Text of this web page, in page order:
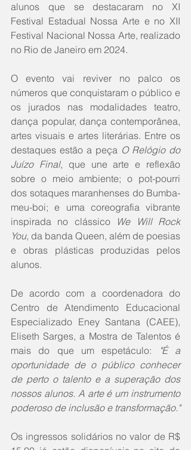
alunos que se destacaram no XI
Festival Estadual Nossa Arte e no XII
Festival Nacional Nossa Arte, realizado
no Rio de Janeiro em 2024.
O evento vai reviver no palco os
números que conquistaram o público e
os jurados nas modalidades teatro,
dança popular, dança contemporânea,
artes visuais e artes literárias. Entre os
destaques estão a peça O Relógio do
Juízo Final, que une arte e reflexão
sobre o meio ambiente; o pot-pourri
dos sotaques maranhenses do Bumba-
meu-boi; e uma coreografia vibrante
inspirada no clássico
We Will Rock
You, da banda Queen, além de poesias
e obras plásticas produzidas pelos
alunos.
De acordo com a coordenadora do
Centro de Atendimento Educacional
Especializado Eney Santana (CAEE),
Eliseth Sarges, a Mostra de Talentos é
mais do que um espetáculo:
"É a
oportunidade de o público conhecer
de perto o talento e a superação dos
nossos alunos. A arte é um instrumento
poderoso de inclusão e transformação."
Os ingressos solidários no valor de R$